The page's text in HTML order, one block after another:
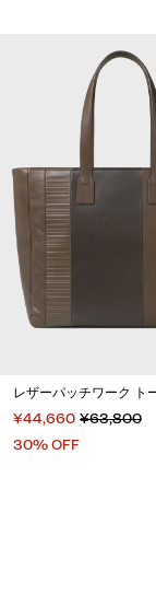
レザーパッチワーク ト
¥44,660 ¥63,800
30% OFF